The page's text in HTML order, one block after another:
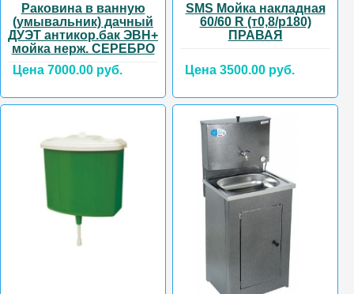
Раковина в ванную
(умывальник) дачный
ДУЭТ антикор.бак ЭВН+
мойка нерж. СЕРЕБРО
Цена 7000.00 руб.
SMS Мойка накладная
60/60 R (т0,8/р180)
ПРАВАЯ
Цена 3500.00 руб.